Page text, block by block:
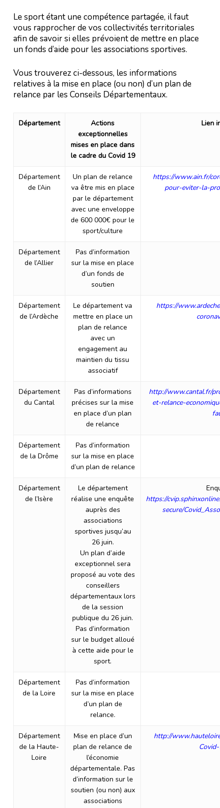
Le sport étant une compétence partagée, il faut
vous rapprocher de vos collectivités territoriales
afin de savoir si elles prévoient de mettre en place
un fonds d’aide pour les associations sportives.
Vous trouverez ci-dessous, les informations
relatives à la mise en place (ou non) d’un plan de
relance par les Conseils Départementaux.
Département
Actions
exceptionnelles
mises en place dans
le cadre du Covid 19
Lien
Département
de l’Ain
Un plan de relance
va être mis en place
par le département
avec une enveloppe
de 600 000€ pour le
sport/culture
https://www.ain.fr/
pour-eviter-la-
Département
de l’Allier
Pas d’information
sur la mise en place
d’un fonds de
soutien
Département
de l’Ardèche
Le département va
mettre en place un
plan de relance
avec un
engagement au
maintien du tissu
associatif
https://
Département
du Cantal
Pas d’informations
précises sur la mise
en place d’un plan
de relance
http://www.cantal.fr/
et-relance-
Département
de la Drôme
Pas d’information
sur la mise en place
d’un plan de relance
Département
de l’Isère
Le département
réalise une enquête
auprès des
associations
sportives jusqu’au
26 juin.
Un plan d’aide
exceptionnel sera
proposé au vote des
conseillers
départementaux lors
de la session
publique du 26 juin.
Pas d’information
sur le budget alloué
à cette aide pour le
sport.
https://
secure/
Département
de la Loire
Pas d’information
sur la mise en place
d’un plan de
relance.
Département
de la Haute-
Loire
Mise en place d’un
plan de relance de
l’économie
départementale. Pas
d’information sur le
soutien (ou non) aux
associations
http://